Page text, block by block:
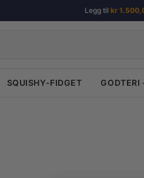
Legg til kr
SQUISHY-FIDGET GODTERI